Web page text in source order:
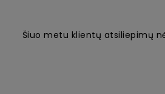
Šiuo metu klientų atsiliepimų